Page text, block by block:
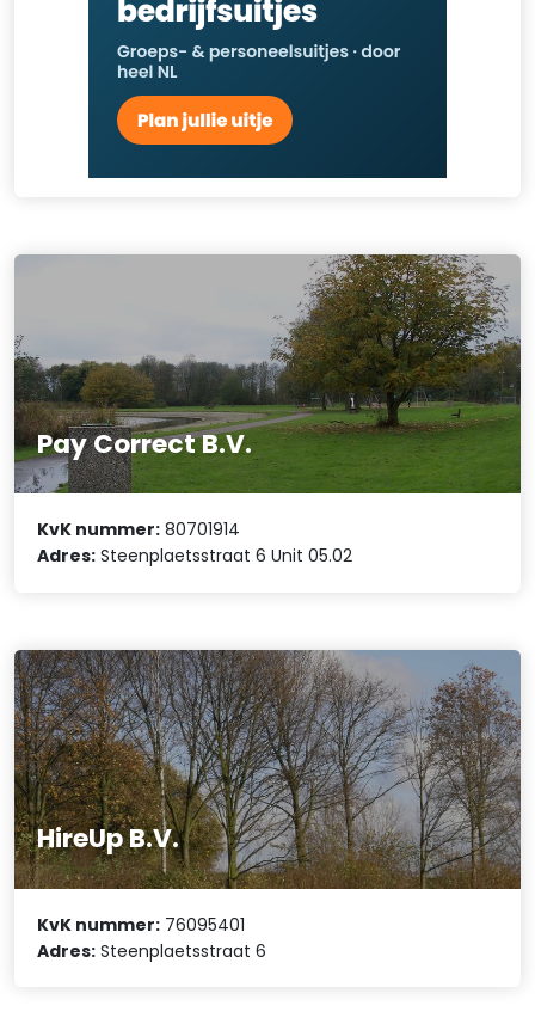
Pay Correct B.V.
KvK nummer: 80701914
Adres: Steenplaetsstraat 6 Unit 05.02
HireUp B.V.
KvK nummer: 76095401
Adres: Steenplaetsstraat 6